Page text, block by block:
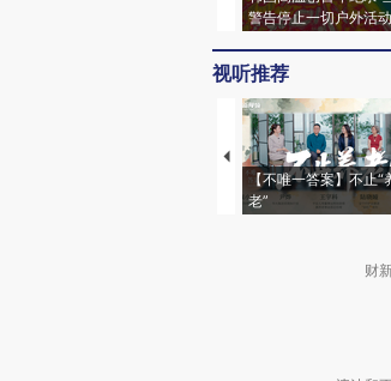
警告停止一切户外活动
视听推荐
【不唯一答案】不止“
老”
财